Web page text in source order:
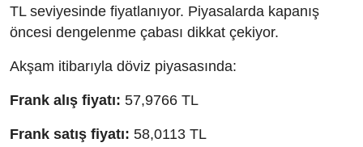
TL seviyesinde fiyatlanıyor. Piyasalarda kapanış
öncesi dengelenme çabası dikkat çekiyor.
Akşam itibarıyla döviz piyasasında:
Frank alış fiyatı: 57,9766 TL
Frank satış fiyatı: 58,0113 TL